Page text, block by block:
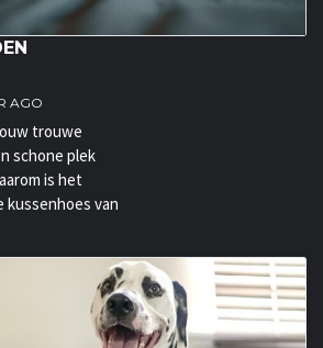
AGO
trouwe
schone plek
is het
kussenhoes van